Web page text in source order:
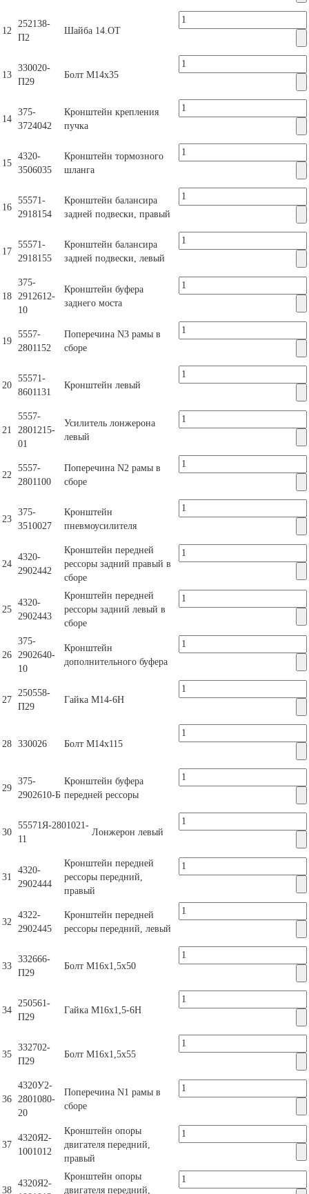
12
252138-
П2
Шайба 14.ОТ
13
330020-
П29
Болт М14х35
14
375-
3724042
Кронштейн крепления
пучка
15
4320-
3506035
Кронштейн тормозного
шланга
16
55571-
2918154
Кронштейн балансира
задней подвески, правый
17
55571-
2918155
Кронштейн балансира
задней подвески, левый
18
375-
2912612-
10
Кронштейн буфера
заднего моста
19
5557-
2801152
Поперечина N3 рамы в
сборе
20
55571-
8601131
Кронштейн левый
21
5557-
2801215-
01
Усилитель лонжерона
левый
22
5557-
2801100
Поперечина N2 рамы в
сборе
23
375-
3510027
Кронштейн
пневмоусилителя
24
4320-
2902442
Кронштейн передней
рессоры задний правый в
сборе
25
4320-
2902443
Кронштейн передней
рессоры задний левый в
сборе
26
375-
2902640-
10
Кронштейн
дополнительного буфера
27
250558-
П29
Гайка М14-6Н
28 330026 Болт М14х115
29
375-
2902610-Б
Кронштейн буфера
передней рессоры
30
55571Я-2801021-
11
Лонжерон левый
31
4320-
2902444
Кронштейн передней
рессоры передний,
правый
32
4322-
2902445
Кронштейн передней
рессоры передний, левый
33
332666-
П29
Болт М16х1,5х50
34
250561-
П29
Гайка М16х1,5-6Н
35
332702-
П29
Болт М16х1,5х55
36
4320У2-
2801080-
20
Поперечина N1 рамы в
сборе
37
4320Я2-
1001012
Кронштейн опоры
двигателя передний,
правый
38
4320Я2-
Кронштейн опоры
двигателя передний,